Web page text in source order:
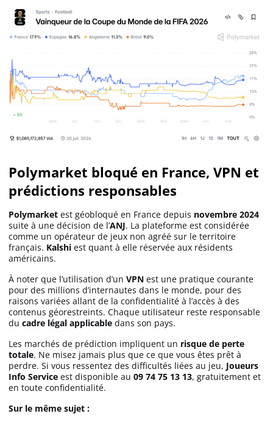
Polymarket bloqué en France, VPN et
prédictions responsables
Polymarket est géobloqué en France depuis novembre 2024
suite à une décision de l’ANJ. La plateforme est considérée
comme un opérateur de jeux non agréé sur le territoire
français. Kalshi est quant à elle réservée aux résidents
américains.
À noter que l’utilisation d’un VPN est une pratique courante
pour des millions d’internautes dans le monde, pour des
raisons variées allant de la confidentialité à l’accès à des
contenus géorestreints. Chaque utilisateur reste responsable
du cadre légal applicable dans son pays.
Les marchés de prédiction impliquent un risque de perte
totale. Ne misez jamais plus que ce que vous êtes prêt à
perdre. Si vous ressentez des difficultés liées au jeu, Joueurs
Info Service est disponible au 09 74 75 13 13, gratuitement et
en toute confidentialité.
Sur le même sujet :